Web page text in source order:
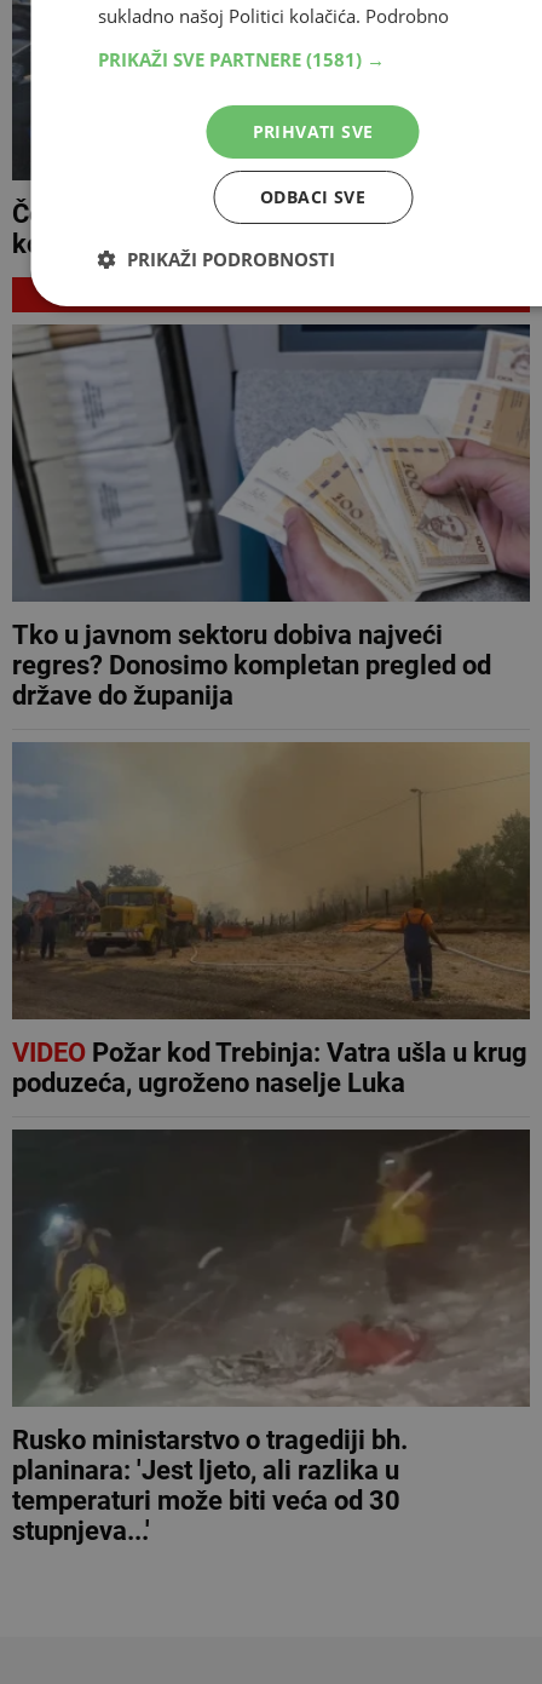
Četvero ozlijeđenih u prometnoj nesreći
kod Tomislavgrada
Tko u javnom sektoru dobiva najveći
regres? Donosimo kompletan pregled od
države do županija
VIDEOPožar kod Trebinja: Vatra ušla u krug
poduzeća, ugroženo naselje Luka
Rusko ministarstvo o tragediji bh.
planinara: 'Jest ljeto, ali razlika u
temperaturi može biti veća od 30
stupnjeva...'
sukladno našoj Politici kolačića. Podrobno
PRIKAŽI SVE PARTNERE (1581) →
PRIHVATI SVE
ODBACI SVE
PRIKAŽI PODROBNOSTI